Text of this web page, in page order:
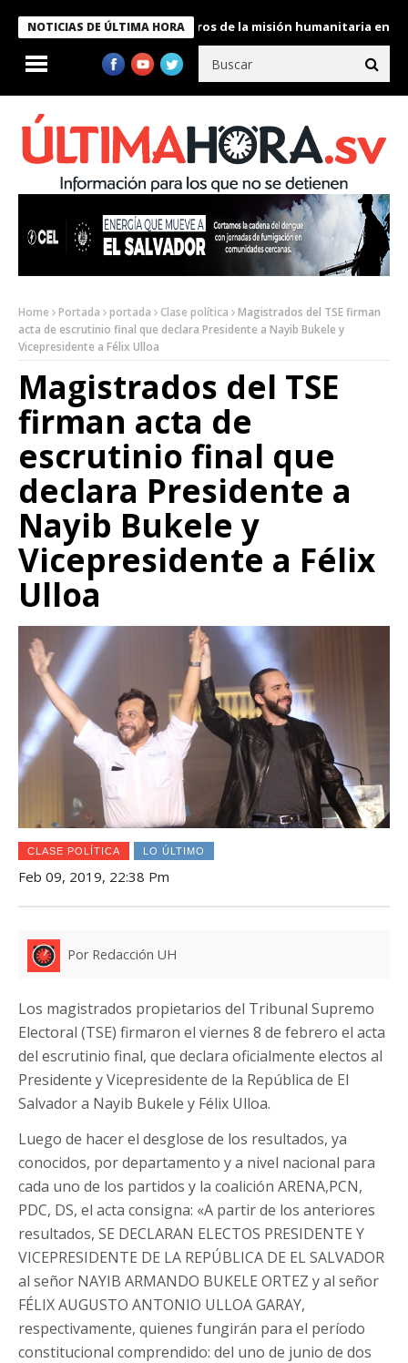
NOTICIAS DE ÚLTIMA HORA
condecora a miembros de la misión humanitaria enviada a
Home Portada portada Clase política
Magistrados del TSE firman
acta de escrutinio final que declara Presidente a Nayib Bukele y
Vicepresidente a Félix Ulloa
Magistrados del TSE
firman acta de
escrutinio final que
declara Presidente a
Nayib Bukele y
Vicepresidente a Félix
Ulloa
CLASE POLÍTICA LO ÚLTIMO
Feb 09, 2019, 22:38 Pm
Por Redacción UH
Los magistrados propietarios del Tribunal Supremo
Electoral (TSE) firmaron el viernes 8 de febrero el acta
del escrutinio final, que declara oficialmente electos al
Presidente y Vicepresidente de la República de El
Salvador a Nayib Bukele y Félix Ulloa.
Luego de hacer el desglose de los resultados, ya
conocidos, por departamento y a nivel nacional para
cada uno de los partidos y la coalición ARENA,PCN,
PDC, DS, el acta consigna: «A partir de los anteriores
resultados, SE DECLARAN ELECTOS PRESIDENTE Y
VICEPRESIDENTE DE LA REPÚBLICA DE EL SALVADOR
al señor NAYIB ARMANDO BUKELE ORTEZ y al señor
FÉLIX AUGUSTO ANTONIO ULLOA GARAY,
respectivamente, quienes fungirán para el período
constitucional comprendido: del uno de junio de dos